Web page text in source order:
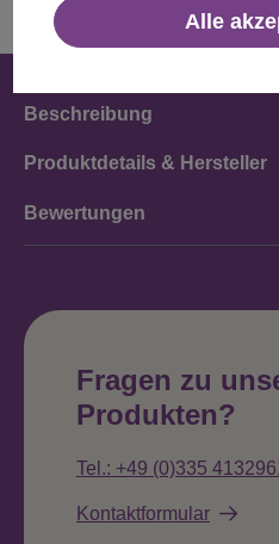
Beschreibung
Produktdetails & Hersteller
Bewertungen
Fragen zu
Produkten?
Tel.: +49 (0)335
Kontaktformular
Alle